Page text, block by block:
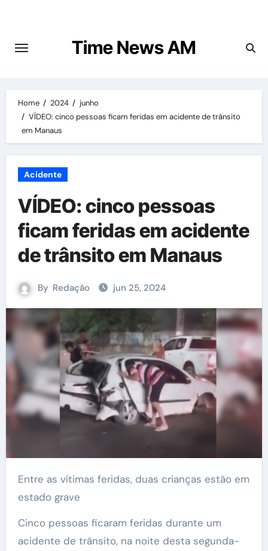
content
Time News AM
Home 2024
junho
VÍDEO: cinco pessoas ficam feridas em acidente de trânsito
em Manaus
Acidente
VÍDEO: cinco pessoas
ficam feridas em acidente
de trânsito em Manaus
By Redação jun 25, 2024
Entre as vítimas feridas, duas crianças estão em
estado grave
Cinco pessoas ficaram feridas durante um
acidente de trânsito, na noite desta segunda-